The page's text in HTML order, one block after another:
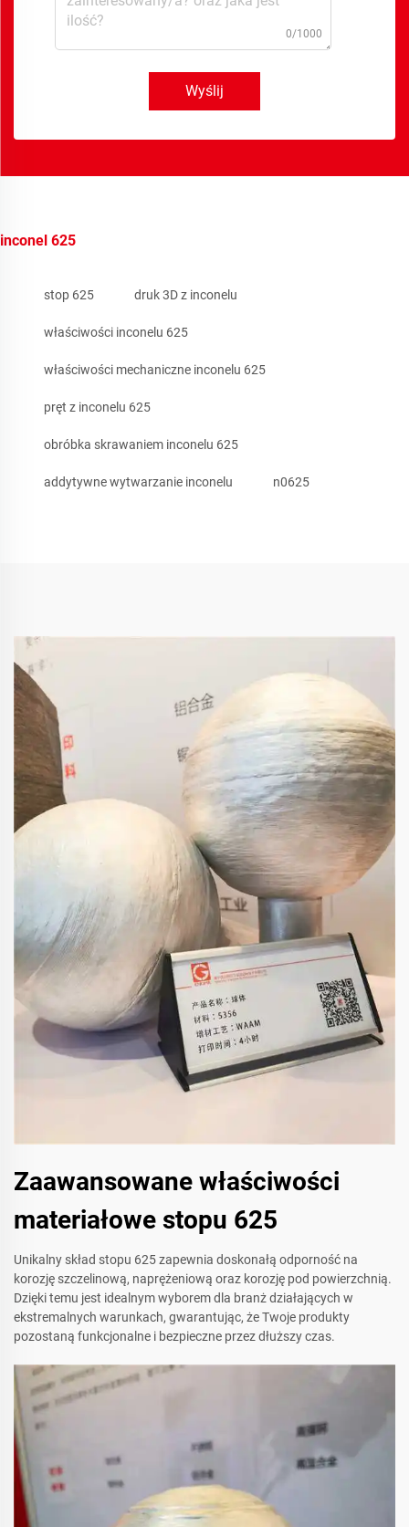
0/1000
Wyślij
inconel 625
stop 625 druk 3D z inconelu
właściwości inconelu 625
właściwości mechaniczne inconelu 625
pręt z inconelu 625
obróbka skrawaniem inconelu 625
addytywne wytwarzanie inconelu n0625
Zaawansowane właściwości
materiałowe stopu 625
Unikalny skład stopu 625 zapewnia doskonałą odporność na
korozję szczelinową, naprężeniową oraz korozję pod powierzchnią.
Dzięki temu jest idealnym wyborem dla branż działających w
ekstremalnych warunkach, gwarantując, że Twoje produkty
pozostaną funkcjonalne i bezpieczne przez dłuższy czas.